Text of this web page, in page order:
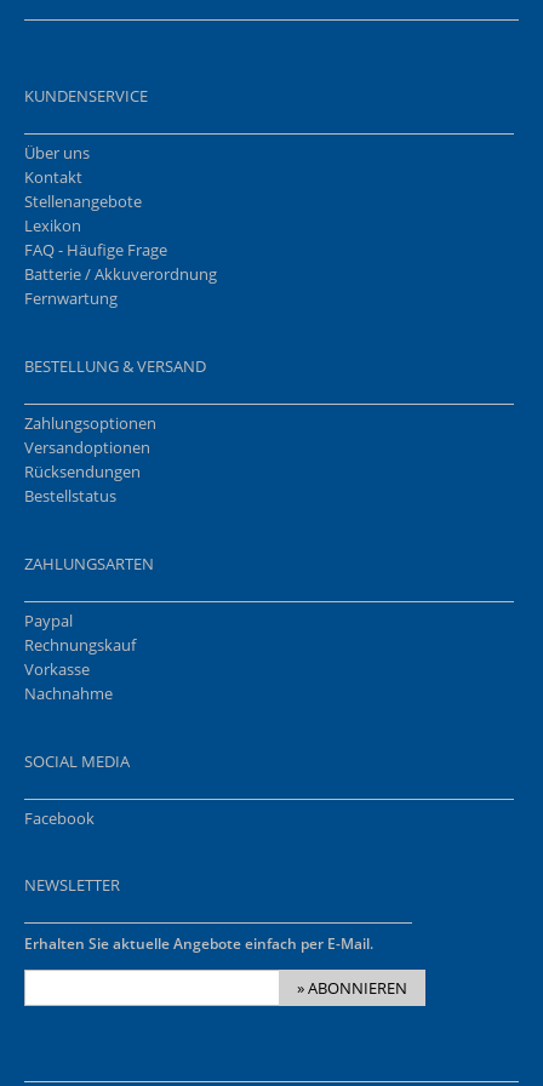
KUNDENSERVICE
Über uns
Kontakt
Stellenangebote
Lexikon
FAQ - Häufige Frage
Batterie / Akkuverordnung
Fernwartung
BESTELLUNG & VERSAND
Zahlungsoptionen
Versandoptionen
Rücksendungen
Bestellstatus
ZAHLUNGSARTEN
Paypal
Rechnungskauf
Vorkasse
Nachnahme
SOCIAL MEDIA
Facebook
NEWSLETTER
Erhalten Sie aktuelle Angebote einfach per E-Mail.
» ABONNIEREN